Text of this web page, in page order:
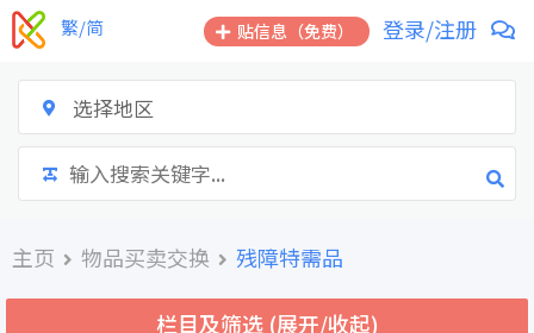
跳
到
贴信息（免费） 登录/注册
繁/简
选择地区
主页 物品买卖交换 残障特需品
栏目及筛选 (展开/收起)